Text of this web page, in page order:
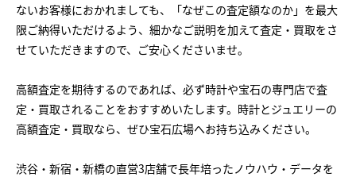
ないお客様におかれましても、「なぜこの査定額なのか」を最大
限ご納得いただけるよう、細かなご説明を加えて査定・買取をさ
せていただきますので、ご安心くださいませ。
高額査定を期待するのであれば、必ず時計や宝石の専門店で査
定・買取されることをおすすめいたします。時計とジュエリーの
高額査定・買取なら、ぜひ宝石広場へお持ち込みください。
渋谷・新宿・新橋の直営3店舗で長年培ったノウハウ・データを